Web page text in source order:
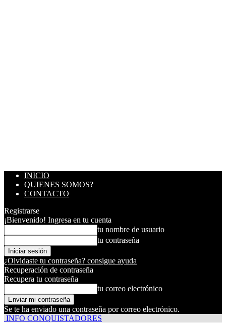
INICIO
QUIENES SOMOS?
CONTACTO
Registrarse
¡Bienvenido! Ingresa en tu cuenta
tu nombre de usuario
tu contraseña
¿Olvidaste tu contraseña? consigue ayuda
Recuperación de contraseña
Recupera tu contraseña
tu correo electrónico
Se te ha enviado una contraseña por correo electrónico.
INFO CONQUISTADORES